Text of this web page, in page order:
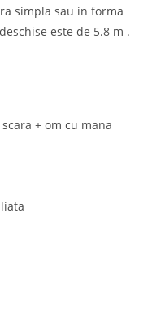
simpla sau in forma
este de 5.8 m .
+ om cu mana